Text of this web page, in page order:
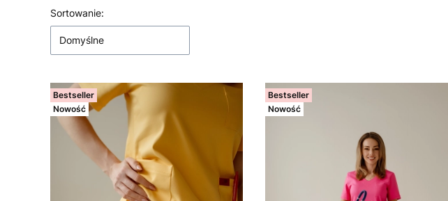
Lista produktów
Sortowanie:
Domyślne
Bestseller
Nowość
Bestseller
Nowość